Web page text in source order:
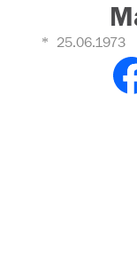
25.06.1973